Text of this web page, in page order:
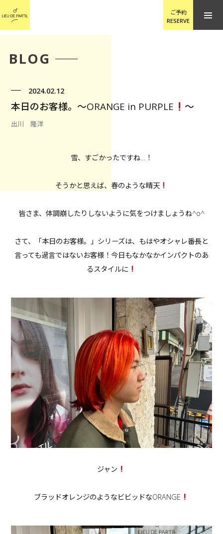
ご予約
RESERVE
BLOG
2024.02.12
本日のお客様。〜ORANGE in PURPLE 〜
出川 隆洋
雪、すごかったですね…！
そうかと思えば、春のような晴天
皆さま、体調崩したりしないように気をつけましょうね^o^
さて、「本日のお客様。」シリーズは、もはやオシャレ番長と
言っても過言ではないお客様！今日もなかなかインパクトのあ
るスタイルに
ジャン
ブラッドオレンジのようなビビッドなORANGE